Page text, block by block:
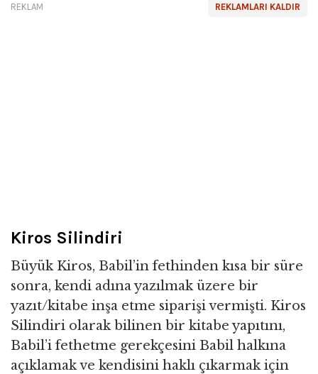
REKLAMLARI KALDIR
REKLAM
Kiros Silindiri
Büyük Kiros, Babil’in fethinden kısa bir süre
sonra, kendi adına yazılmak üzere bir
yazıt/kitabe inşa etme siparişi vermişti. Kiros
Silindiri olarak bilinen bir kitabe yapıtını,
Babil’i fethetme gerekçesini Babil halkına
açıklamak ve kendisini haklı çıkarmak için